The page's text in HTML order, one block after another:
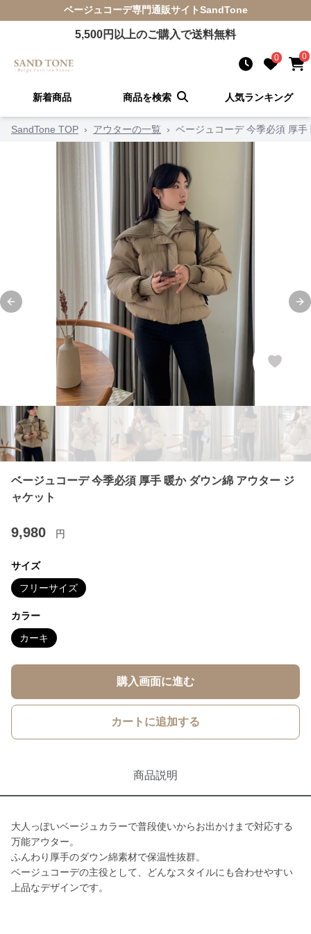
ベージュコーデ専門通販サイトSandTone
5,500円以上のご購入で送料無料
0 0
新着商品 商品を検索 人気ランキング
SandTone TOP › アウターの一覧 › ベージュコーデ 今季必須 厚
Previous slide
ベージュコーデ 今季必須 厚手 暖か ダウン綿 アウター ジ
ャケット
9,980 円
サイズ
フリーサイズ
カラー
カーキ
購入画面に進む
カートに追加する
商品説明
大人っぽいベージュカラーで普段使いからお出かけまで対応する
万能アウター。
ふんわり厚手のダウン綿素材で保温性抜群。
ベージュコーデの主役として、どんなスタイルにも合わせやすい
上品なデザインです。